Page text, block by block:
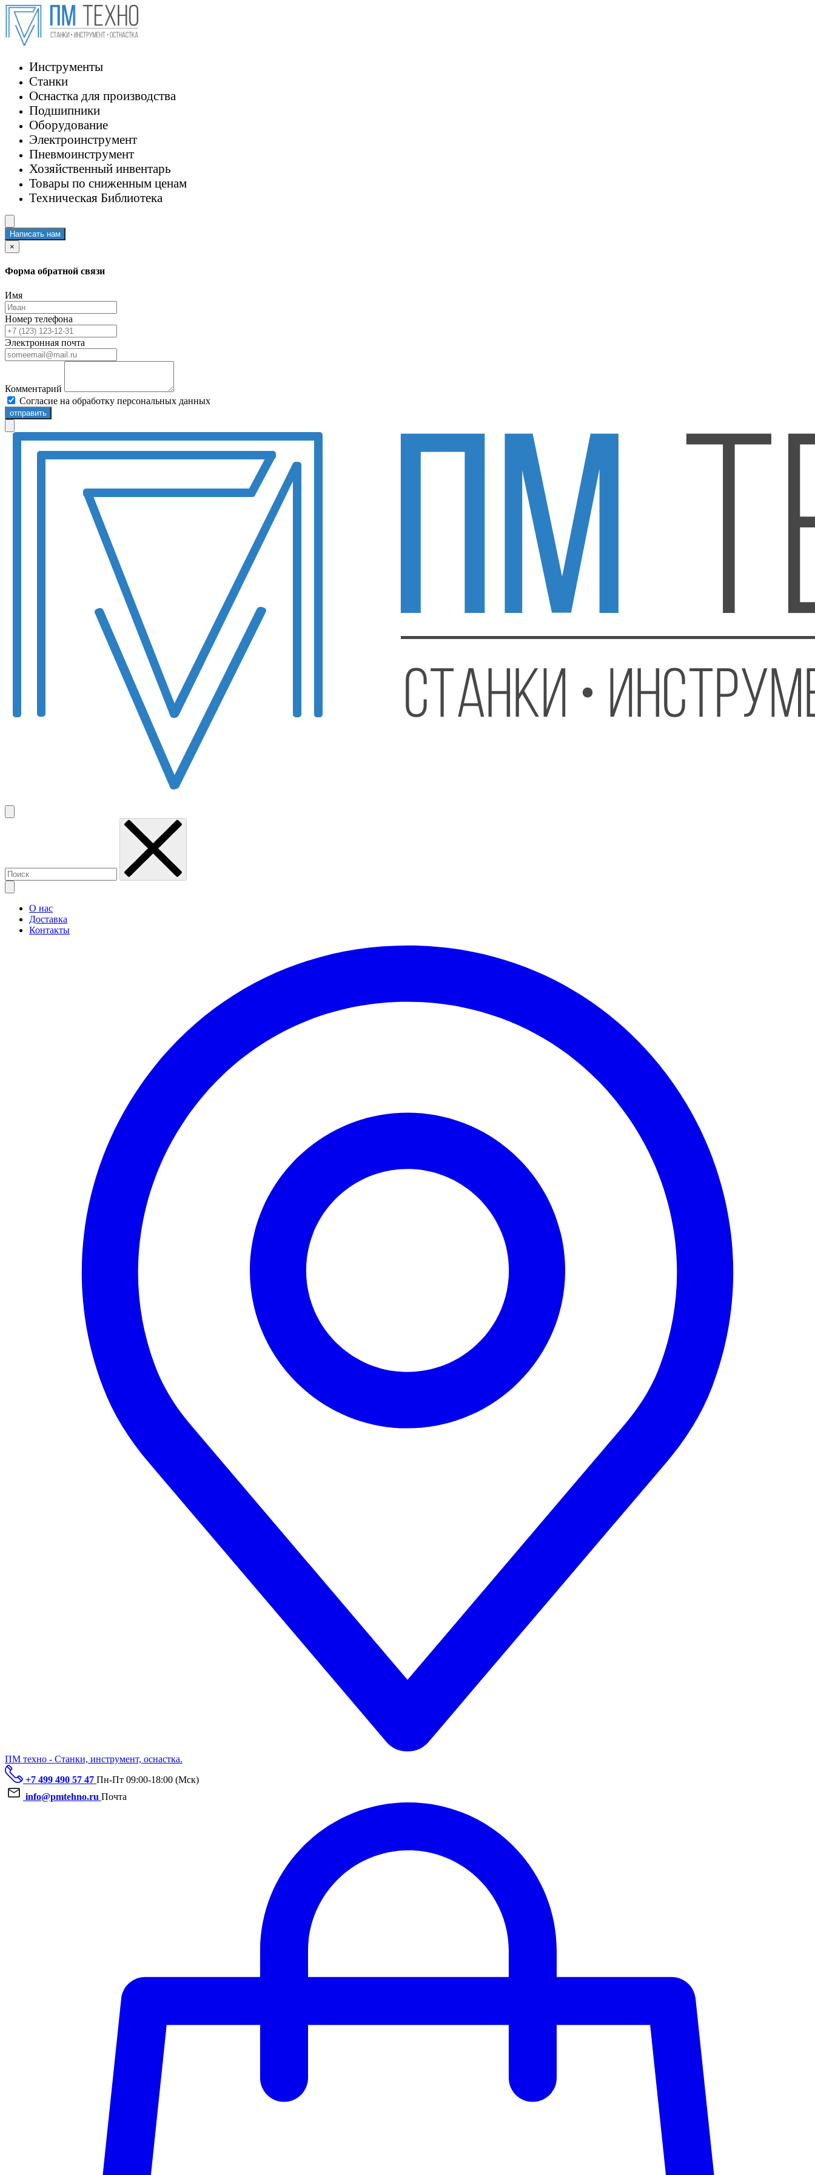
Инструменты
Станки
Оснастка для производства
Подшипники
Оборудование
Электроинструмент
Пневмоинструмент
Хозяйственный инвентарь
Товары по сниженным ценам
Техническая Библиотека
Написать нам
×
Форма обратной связи
Имя
Номер телефона
Электронная почта
Комментарий
Согласие на обработку персональных данных
отправить
О нас
Доставка
Контакты
ПМ техно - Станки, инструмент, оснастка.
+7 499 490 57 47 Пн-Пт 09:00-18:00 (Мск)
info@pmtehno.ru Почта